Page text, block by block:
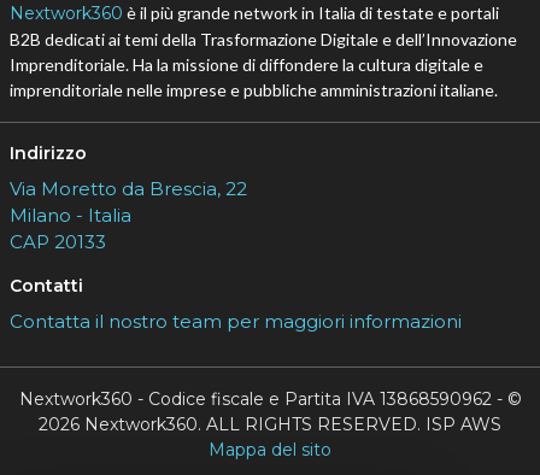
Nextwork360 è il più grande network in Italia di testate e portali
B2B dedicati ai temi della Trasformazione Digitale e dell’Innovazione
Imprenditoriale. Ha la missione di diffondere la cultura digitale e
imprenditoriale nelle imprese e pubbliche amministrazioni italiane.
Indirizzo
Via Moretto da Brescia, 22
Milano - Italia
CAP 20133
Contatti
Contatta il nostro team per maggiori informazioni
Nextwork360 - Codice fiscale e Partita IVA 13868590962 - ©
2026 Nextwork360. ALL RIGHTS RESERVED. ISP AWS
Mappa del sito